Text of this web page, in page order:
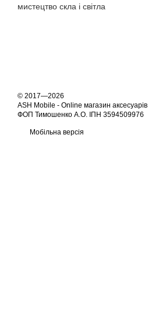
мистецтво скла і світла
© 2017—2026
ASH Mobile - Online магазин аксесуарів
ФОП Тимошенко А.О. ІПН 3594509976
Мобільна версія